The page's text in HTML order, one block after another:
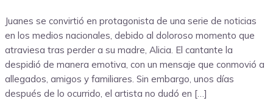
Juanes se convirtió en protagonista de una serie de noticias
en los medios nacionales, debido al doloroso momento que
atraviesa tras perder a su madre, Alicia. El cantante la
despidió de manera emotiva, con un mensaje que conmovió a
allegados, amigos y familiares. Sin embargo, unos días
después de lo ocurrido, el artista no dudó en […]